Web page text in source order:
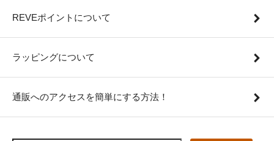
REVEポイントについて
ラッピングについて
通販へのアクセスを簡単にする方法！